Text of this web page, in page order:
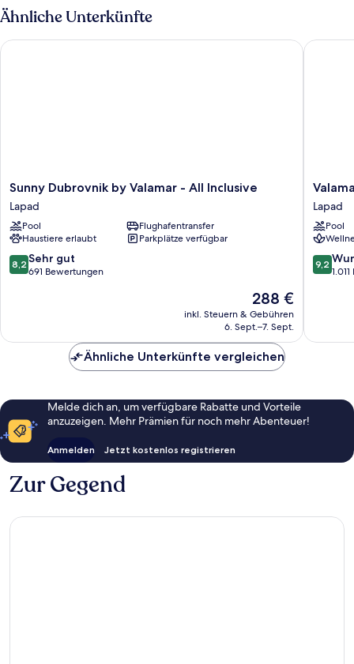
Ähnliche Unterkünfte
Sunny
Dubrovnik
by
Valamar
-
All
Inclusive
Sunny Dubrovnik by Valamar - All Inclusive
Lapad
Pool
Flughafentransfer
Haustiere erlaubt
Parkplätze verfügbar
8.2
von
Bewertungen
8,2 Sehr gut
691 Bewertungen
Der
Preis
beträgt
288 €
inkl. Steuern & Gebühren
6. Sept.–7. Sept.
Sunny Dubrovnik by Valamar - All Inclusive
Valamar
Lacroma
Hotel
Lapad
Lapad
Pool
9.2
von
9,2
Ähnliche Unterkünfte vergleichen
Melde dich an, um verfügbare Rabatte und Vorteile
anzuzeigen. Mehr Prämien für noch mehr Abenteuer!
Anmelden Jetzt kostenlos registrieren
Zur Gegend